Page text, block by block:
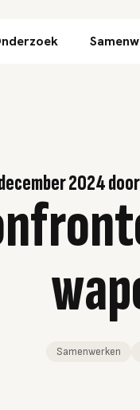
2024door
Samenwerken